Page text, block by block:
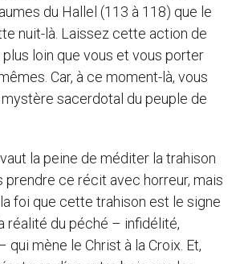
du Hallel (113 à 118) que le
nuit-là. Laissez cette action de
loin que vous et vous porter
Car, à ce moment-là, vous
sacerdotal du peuple de
la peine de méditer la trahison
prendre ce récit avec horreur, mais
foi que cette trahison est le signe
réalité du péché – infidélité,
qui mène le Christ à la Croix. Et,